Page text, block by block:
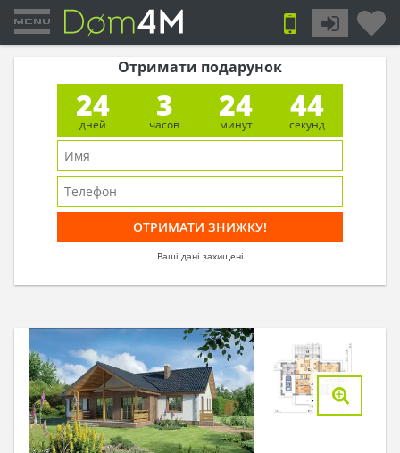
Отримати подарунок
24
дней
3
часов
24
минут
44
секунд
Ваші дані захищені